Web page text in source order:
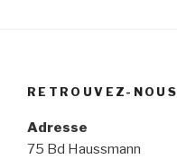
RETROUVEZ-NOUS
Adresse
75 Bd Haussmann